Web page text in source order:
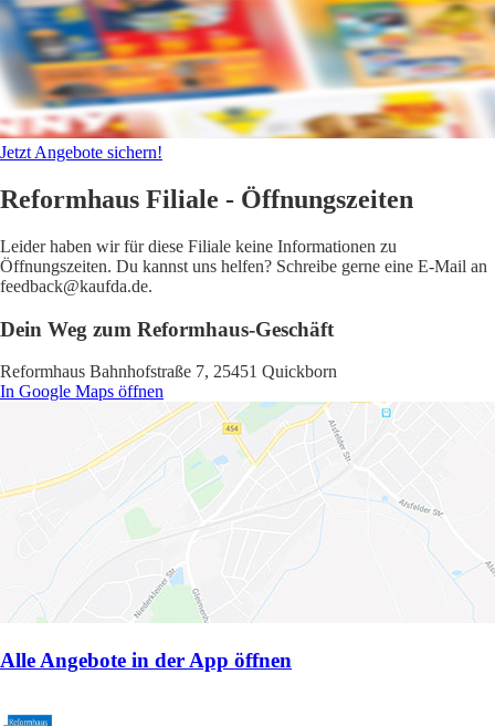
Jetzt Angebote sichern!
Reformhaus Filiale - Öffnungszeiten
Leider haben wir für diese Filiale keine Informationen zu
Öffnungszeiten. Du kannst uns helfen? Schreibe gerne eine E-Mail an
feedback@kaufda.de.
Dein Weg zum Reformhaus-Geschäft
Reformhaus Bahnhofstraße 7, 25451 Quickborn
In Google Maps öffnen
Alle Angebote in der App öffnen